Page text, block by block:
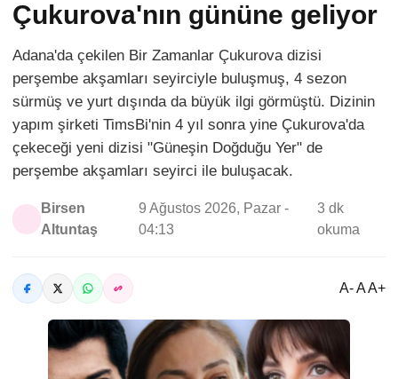
Çukurova'nın gününe geliyor
Adana'da çekilen Bir Zamanlar Çukurova dizisi
perşembe akşamları seyirciyle buluşmuş, 4 sezon
sürmüş ve yurt dışında da büyük ilgi görmüştü. Dizinin
yapım şirketi TimsBi'nin 4 yıl sonra yine Çukurova'da
çekeceği yeni dizisi "Güneşin Doğduğu Yer" de
perşembe akşamları seyirci ile buluşacak.
Birsen
Altuntaş
9 Ağustos 2026, Pazar -
04:13
3 dk
okuma
A- A A+